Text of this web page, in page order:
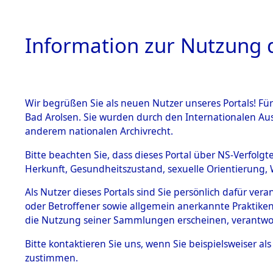
HOME
BESTÄNDE
Inhaftierungsdoku
mente
1.2.9 Beim ITS
verwahrte
1.2.9.1
Effekten aus
0001
Information zur Nutzung
Wir begrüßen Sie als neuen Nutzer unseres Portals!
Bad Arolsen. Sie wurden durch den Internationalen
anderem nationalen Archivrecht.
Bitte beachten Sie, dass dieses Portal über NS-
Herkunft, Gesundheitszustand, sexuelle
Als Nutzer dieses Portals sind Sie persönlich dafür
oder Betroffener sowie allgemein anerkannte
die Nutzung seiner Sammlungen erscheinen,
Bitte kontaktieren Sie uns, wenn Sie beispielsweiser
zustimmen.